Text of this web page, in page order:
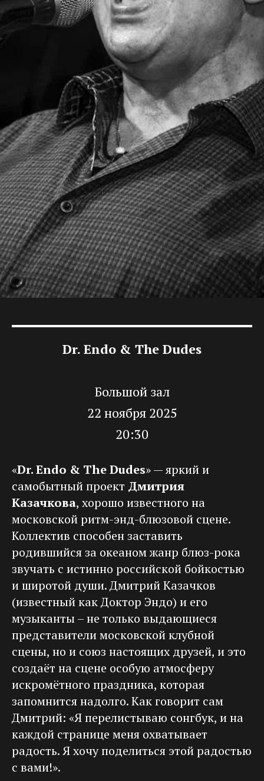
Dr. Endo & The Dudes
Большой зал
22 ноября 2025
20:30
«Dr. Endo & The Dudes» — яркий и
самобытный проект Дмитрия
Казачкова, хорошо известного на
московской ритм-энд-блюзовой сцене.
Коллектив способен заставить
родившийся за океаном жанр блюз-рока
звучать с истинно российской бойкостью
и широтой души. Дмитрий Казачков
(известный как Доктор Эндо) и его
музыканты – не только выдающиеся
представители московской клубной
сцены, но и союз настоящих друзей, и это
создаёт на сцене особую атмосферу
искромётного праздника, которая
запомнится надолго. Как говорит сам
Дмитрий: «Я перелистываю сонгбук, и на
каждой странице меня охватывает
радость. Я хочу поделиться этой радостью
с вами!».